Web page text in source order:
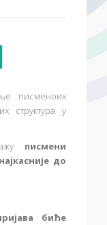
писменоих
структура
у
писмени
најкасније до
биће